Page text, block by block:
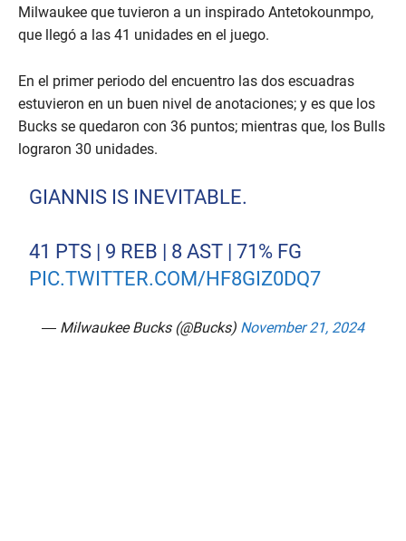
Milwaukee que tuvieron a un inspirado Antetokounmpo,
que llegó a las 41 unidades en el juego.
En el primer periodo del encuentro las dos escuadras
estuvieron en un buen nivel de anotaciones; y es que los
Bucks se quedaron con 36 puntos; mientras que, los Bulls
lograron 30 unidades.
GIANNIS IS INEVITABLE.
41 PTS | 9 REB | 8 AST | 71% FG
PIC.TWITTER.COM/HF8GIZ0DQ7
— Milwaukee Bucks (@Bucks) November 21, 2024